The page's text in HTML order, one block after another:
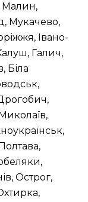
Малин,
Мукачево,
Івано-
Галич,
Біла
Острог,